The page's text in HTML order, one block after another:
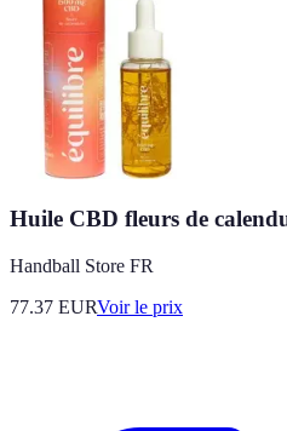
Huile CBD fleurs de
Handball Store FR
77.37 EURVoir le prix